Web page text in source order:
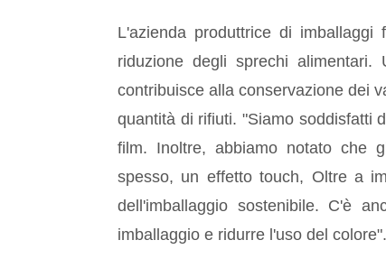
L'azienda produttrice di
riduzione degli sprechi
contribuisce alla conservazione dei
quantità di rifiuti. "Siamo soddisfatti
film. Inoltre, abbiamo notato che
spesso, un effetto touch, Oltre a
dell'imballaggio sostenibile. C'è
imballaggio e ridurre l'uso del colore".